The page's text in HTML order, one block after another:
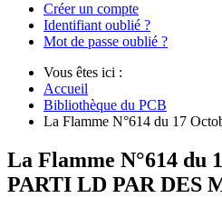
Créer un compte
Identifiant oublié ?
Mot de passe oublié ?
Vous êtes ici :
Accueil
Bibliothèque du PCB
La Flamme N°614 du 17
La Flamme N°614 du
PARTI LD PAR DES